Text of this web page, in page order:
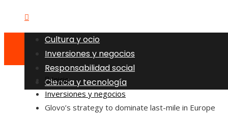
Cultura y ocio
Inversiones y negocios
Responsabilidad social
Ciencia y tecnología
Inicio
Inversiones y negocios
Glovo’s strategy to dominate last-mile in Europe